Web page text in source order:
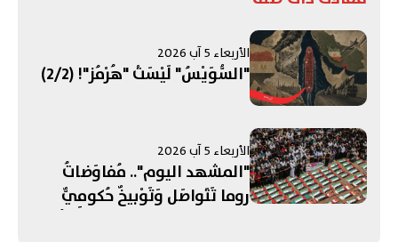
الأربعاء 5 آب 2026
"السُّوَيْسُ" لَيْسَتْ "هُرْمُز"! (2/2)
الأربعاء 5 آب 2026
"المشهد اليوم".. مُفاوَضاتُ
روما تَتَواصَل وَتَوْبيخٌ حُكومِيٌّ